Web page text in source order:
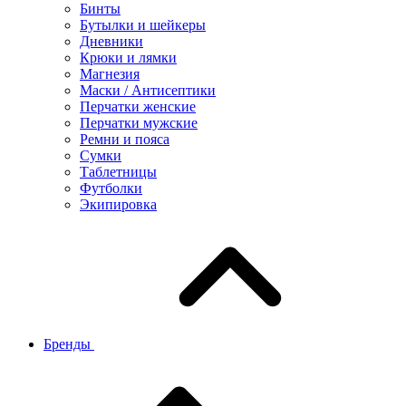
Бинты
Бутылки и шейкеры
Дневники
Крюки и лямки
Магнезия
Маски / Антисептики
Перчатки женские
Перчатки мужские
Ремни и пояса
Сумки
Таблетницы
Футболки
Экипировка
Бренды